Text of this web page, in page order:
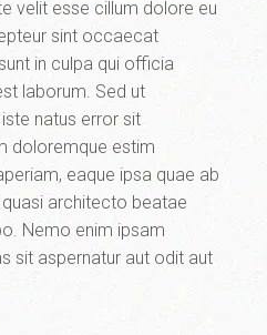
velit esse cillum dolore eu
sint occaecat
in culpa qui officia
laborum. Sed ut
natus error sit
doloremque estim
eaque ipsa quae ab
architecto beatae
Nemo enim ipsam
sit aspernatur aut odit aut